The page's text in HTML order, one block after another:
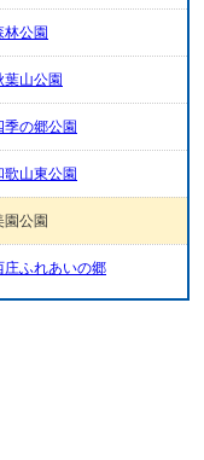
林公園
葉山公園
季の郷公園
歌山東公園
園公園
庄ふれあいの郷